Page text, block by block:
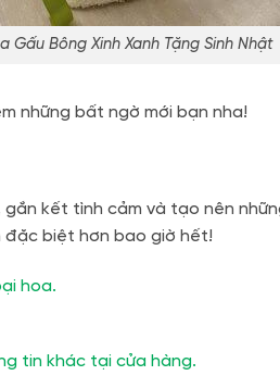
Gấu Bông Xinh Xanh Tặng Sinh Nhật
những bất ngờ mới bạn nha!
kết tình cảm và tạo nên
đặc biệt hơn bao giờ hết!
hoa.
tin khác tại cửa hàng.